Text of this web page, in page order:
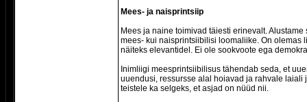
Mees- ja naisprintsiip
Mees ja naine toimivad täiesti erinevalt.
mees- kui naisprintsiibilisi loomaliike. On olemas
näiteks elevantidel. Ei ole sookvoote ega
Inimliigi meesprintsiibilisus tähendab seda, et
uuendusi, ressursse alal hoiavad ja rahvale laiali
teistele ka selgeks, et asjad on nüüd nii.